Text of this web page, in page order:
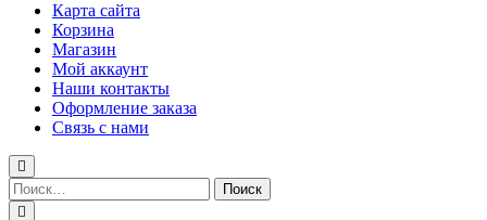
Карта сайта
Корзина
Магазин
Мой аккаунт
Наши контакты
Оформление заказа
Связь с нами